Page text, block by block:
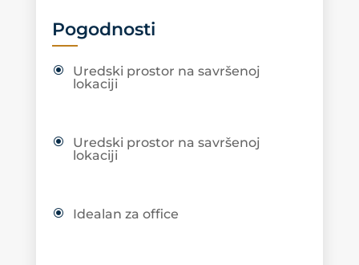
Pogodnosti
Uredski prostor na savršenoj
lokaciji
Uredski prostor na savršenoj
lokaciji
Idealan za office